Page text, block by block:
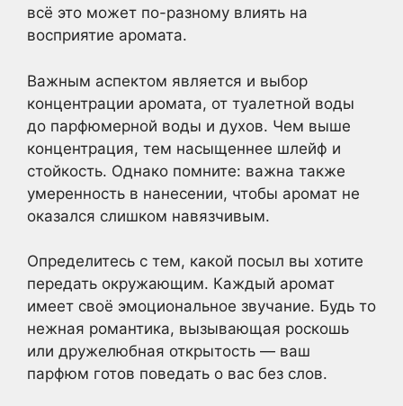
всё это может по-разному влиять на
восприятие аромата.
Важным аспектом является и выбор
концентрации аромата, от туалетной воды
до парфюмерной воды и духов. Чем выше
концентрация, тем насыщеннее шлейф и
стойкость. Однако помните: важна также
умеренность в нанесении, чтобы аромат не
оказался слишком навязчивым.
Определитесь с тем, какой посыл вы хотите
передать окружающим. Каждый аромат
имеет своё эмоциональное звучание. Будь то
нежная романтика, вызывающая роскошь
или дружелюбная открытость — ваш
парфюм готов поведать о вас без слов.